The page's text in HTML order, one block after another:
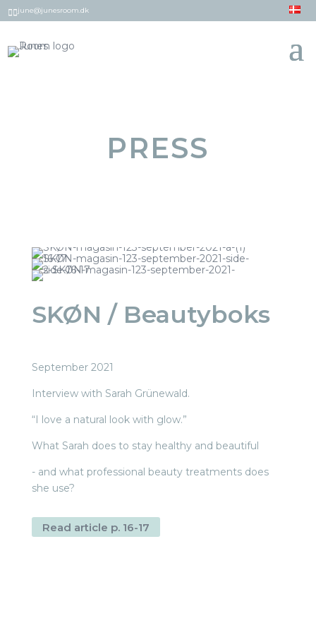
june@junesroom.dk
PRESS
SKØN / Beautyboks
September 2021
Interview with Sarah Grünewald.
“I love a natural look with glow.”
What Sarah does to stay healthy and beautiful
- and what professional beauty treatments does
she use?
Read article p. 16-17